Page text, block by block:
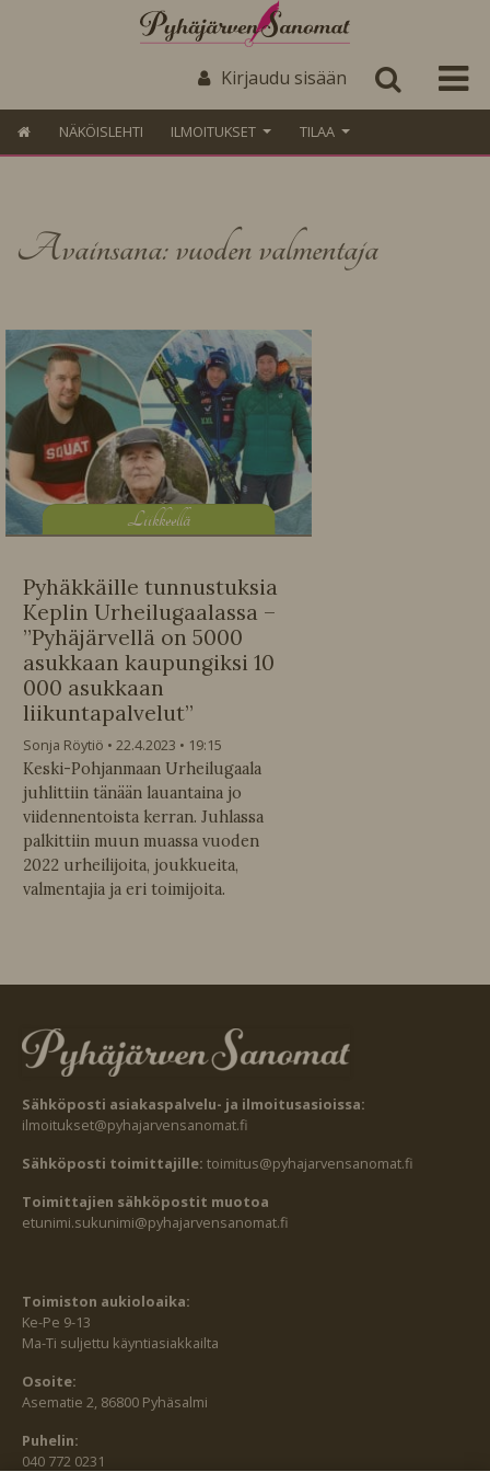
Kirjaudu sisään
NÄKÖISLEHTI ILMOITUKSET TILAA
Avainsana: vuoden valmentaja
Liikkeellä
Pyhäkkäille tunnustuksia
Keplin Urheilugaalassa –
”Pyhäjärvellä on 5000
asukkaan kaupungiksi 10
000 asukkaan
liikuntapalvelut”
Sonja Röytiö 22.4.2023
19:15
Keski-Pohjanmaan Urheilugaala
juhlittiin tänään lauantaina jo
viidennentoista kerran. Juhlassa
palkittiin muun muassa vuoden
2022 urheilijoita, joukkueita,
valmentajia ja eri toimijoita.
Sähköposti asiakaspalvelu- ja ilmoitusasioissa:
ilmoitukset@pyhajarvensanomat.fi
Sähköposti toimittajille: toimitus@pyhajarvensanomat.fi
Toimittajien sähköpostit muotoa
etunimi.sukunimi@pyhajarvensanomat.fi
Toimiston aukioloaika:
Ke-Pe 9-13
Ma-Ti suljettu käyntiasiakkailta
Osoite:
Asematie 2, 86800 Pyhäsalmi
Puhelin:
040 772 0231